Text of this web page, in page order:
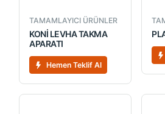
TAMAMLAYICI ÜRÜNLER
KONİ LEVHA TAKMA
APARATI
Hemen Teklif Al